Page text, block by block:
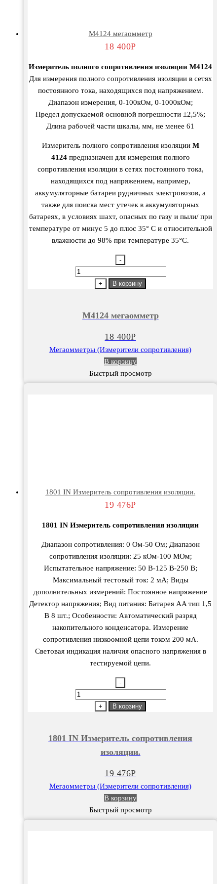
М4124 мегаомметр
18 400Р
Измеритель полного сопротивления изоляции М4124
Для измерения полного сопротивления изоляции в сетях
постоянного тока, находящихся под напряжением.
Диапазон измерения, 0-100кОм, 0-1000кОм;
Предел допускаемой основной погрешности ±2,5%;
Длина рабочей части шкалы, мм, не менее 61
Измеритель полного сопротивления изоляции М
4124предназначен для измерения полного
сопротивления изоляции в сетях постоянного тока,
находящихся под напряжением, например,
аккумуляторные батареи рудничных электровозов, а
также для поиска мест утечек в аккумуляторных
батареях, в условиях шахт, опасных по газу и пыли/ при
температуре от минус 5 до плюс 35° С и относительной
влажности до 98% при температуре 35°С.
-
Количество
+ В корзину
М4124 мегаомметр
18 400Р
Мегаомметры (Измерители сопротивления)
В корзину
Быстрый просмотр
1801 IN Измеритель сопротивления изоляции.
19 476Р
1801 IN Измеритель сопротивления изоляции
Диапазон сопротивления: 0 Ом-50 Ом; Диапазон
сопротивления изоляции: 25 кОм-100 МОм;
Испытательное напряжение: 50 В-125 В-250 В;
Максимальный тестовый ток: 2 мА; Виды
дополнительных измерений: Постоянное напряжение
Детектор напряжения; Вид питания: Батарея AA тип 1,5
В 8 шт.; Особенности: Автоматический разряд
накопительного конденсатора. Измерение
сопротивления низкоомной цепи током 200 мА.
Световая индикация наличия опасного напряжения в
тестируемой цепи.
-
Количество
Измеритель
сопротивления
+ В корзину
1801 IN Измеритель сопротивления
изоляции.
19 476Р
Мегаомметры (Измерители сопротивления)
В корзину
Быстрый просмотр